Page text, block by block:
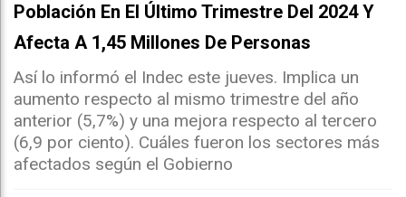
Población En El Último Trimestre Del 2024 Y
Afecta A 1,45 Millones De Personas
Así lo informó el Indec este jueves. Implica un
aumento respecto al mismo trimestre del año
anterior (5,7%) y una mejora respecto al tercero
(6,9 por ciento). Cuáles fueron los sectores más
afectados según el Gobierno